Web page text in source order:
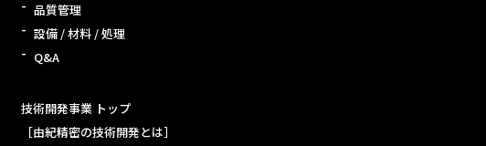
品質管理
設備 / 材料 / 処理
Q&A
技術開発事業 トップ
［由紀精密の技術開発とは］